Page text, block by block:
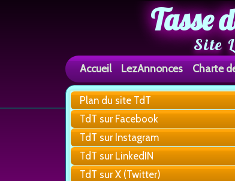
Tasse
Site
Accueil LezAnnonces Charte
Plan du site TdT
TdT sur Facebook
TdT sur Instagram
TdT sur LinkedIN
TdT sur X (Twitter)